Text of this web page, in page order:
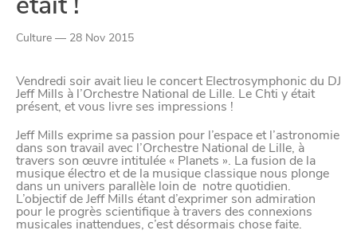
Culture — 28 Nov 2015
Vendredi soir avait lieu le concert Electrosymphonic du DJ
Jeff Mills à l’Orchestre National de Lille. Le Chti y était
présent, et vous livre ses impressions !
Jeff Mills exprime sa passion pour l’espace et l’astronomie
dans son travail avec l’Orchestre National de Lille, à
travers son œuvre intitulée « Planets ». La fusion de la
musique électro et de la musique classique nous plonge
dans un univers parallèle loin de notre quotidien.
L’objectif de Jeff Mills étant d’exprimer son admiration
pour le progrès scientifique à travers des connexions
musicales inattendues, c’est désormais chose faite.
confidentialité
Afin de faciliter votre navigation et de vous
apporter le meilleur service possible, nous utilisons
des cookies pour améliorer le site aux besoins des
visiteurs, notamment selon la fréquentation.
Nos politique de confidentialité